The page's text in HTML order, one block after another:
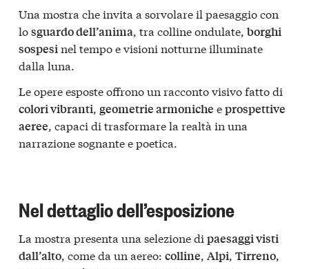
Una mostra che invita a sorvolare il paesaggio con
losguardo dell’anima, tra colline ondulate, borghi
sospesinel tempo e visioni notturne illuminate
dalla luna.
Le opere esposte offrono un racconto visivo fatto di
colori vibranti, geometrie armoniche eprospettive
aeree, capaci di trasformare la realtà in una
narrazione sognante e poetica.
Nel dettaglio dell’esposizione
La mostra presenta una selezione di paesaggi visti
dall’alto, come da un aereo: colline, Alpi, Tirreno,